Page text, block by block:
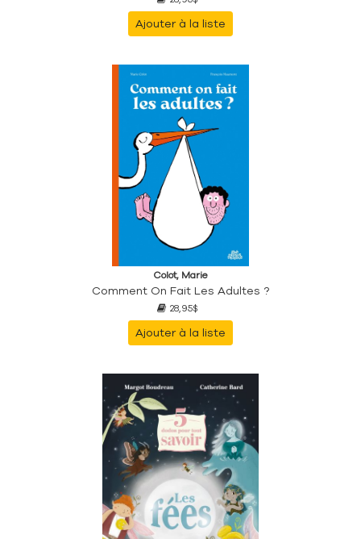
Ajouter à la liste
Colot, Marie
Comment On Fait Les Adultes ?
28,95$
Ajouter à la liste